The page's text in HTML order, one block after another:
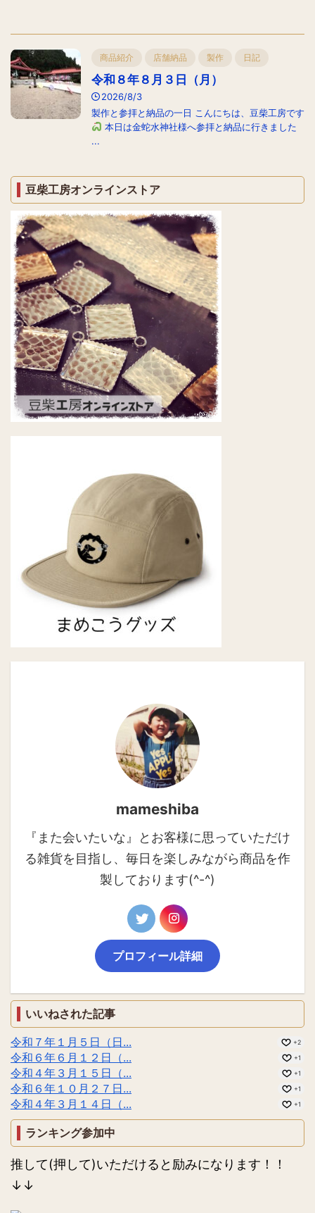
商品紹介 店舗納品 製作 日記
令和８年８月３日（月）
2026/8/3
製作と参拝と納品の一日 こんにちは、豆柴工房です
本日は金蛇水神社様へ参拝と納品に行きました
...
豆柴工房オンラインストア
mameshiba
『また会いたいな』とお客様に思っていただけ
る雑貨を目指し、毎日を楽しみながら商品を作
製しております(^-^)
プロフィール詳細
いいねされた記事
令和７年１月５日（日...
+2
令和６年６月１２日（... +1
令和４年３月１５日（... +1
令和６年１０月２７日... +1
令和４年３月１４日（... +1
ランキング参加中
推して(押して)いただけると励みになります！！
↓↓